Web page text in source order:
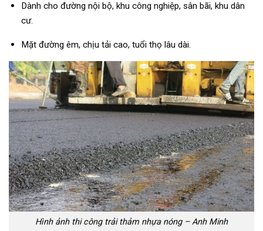
Dành cho đường nội bộ, khu công nghiệp, sân bãi, khu dân
cư.
Mặt đường êm, chịu tải cao, tuổi thọ lâu dài.
Hình ảnh thi công trải thảm nhựa nóng – Anh Minh